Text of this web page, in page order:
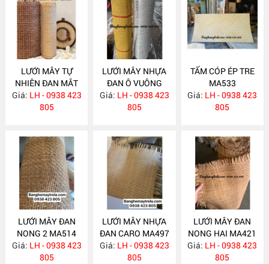
LƯỚI MÂY TỰ
NHIÊN ĐAN MẮT
CÁO MA673
Giá: LH - 0938 423
805
LƯỚI MÂY NHỰA
ĐAN Ô VUÔNG
MA617
Giá: LH - 0938 423
805
TẤM CÓP ÉP TRE
MA533
Giá: LH - 0938 423
805
LƯỚI MÂY ĐAN
NONG 2 MA514
Giá: LH - 0938 423
805
LƯỚI MÂY NHỰA
ĐAN CARO MA497
Giá: LH - 0938 423
805
LƯỚI MÂY ĐAN
NONG HAI MA421
Giá: LH - 0938 423
805